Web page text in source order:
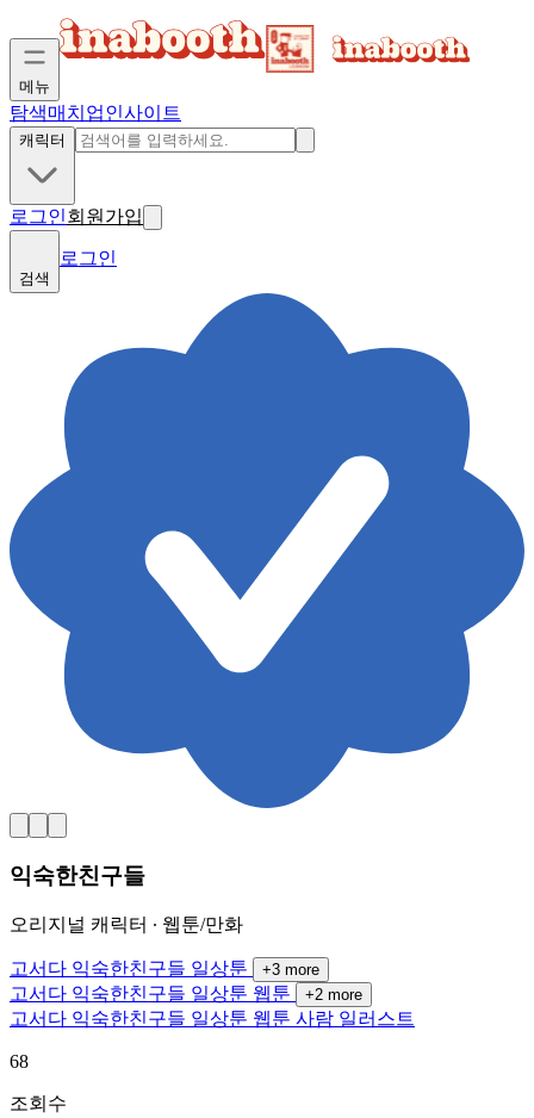
메뉴
탐색매치업인사이트
캐릭터
로그인회원가입
검색
로그인
익숙한친구들
오리지널 캐릭터 ∙ 웹툰/만화
고서다 익숙한친구들 일상툰 +3 more
고서다 익숙한친구들 일상툰 웹툰 +2 more
고서다 익숙한친구들 일상툰 웹툰 사람 일러스트
68
조회수